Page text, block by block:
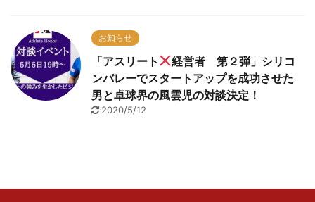
お知らせ
「アスリート
経営者 第２弾」シリコ
ンバレーでスタートアップを成功させた
男と卓球界の風雲児の対談決定！
2020/5/12